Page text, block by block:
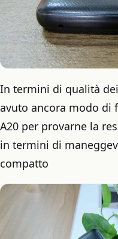
In termini di qualità
avuto ancora modo di
A20 per provarne la
in termini di
compatto